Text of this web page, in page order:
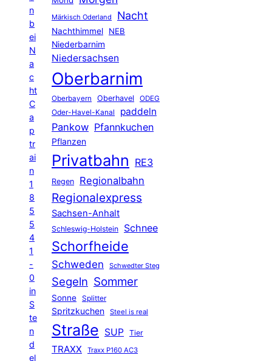
n
b
ei
N
a
c
ht
C
a
p
tr
ai
n
1
8
5
5
4
1
-
0
in
S
te
n
d
el
Märkisch Oderland Nacht
Nachthimmel
NEB
Niederbarnim
Niedersachsen
Oberbarnim
Oberbayern Oberhavel ODEG
Oder-Havel-Kanal paddeln
Pankow Pfannkuchen
Pflanzen
Privatbahn RE3
Regen Regionalbahn
Regionalexpress
Sachsen-Anhalt
Schleswig-Holstein Schnee
Schorfheide
Schweden Schwedter Steg
Segeln Sommer
Sonne Splitter
Spritzkuchen Steel is real
Straße SUP Tier
TRAXX Traxx P160 AC3